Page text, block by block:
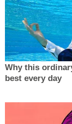
Why this
best every day